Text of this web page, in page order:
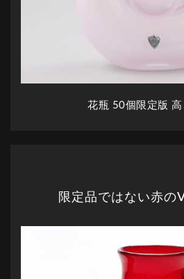
花瓶 50個限定版
限定品ではない赤の